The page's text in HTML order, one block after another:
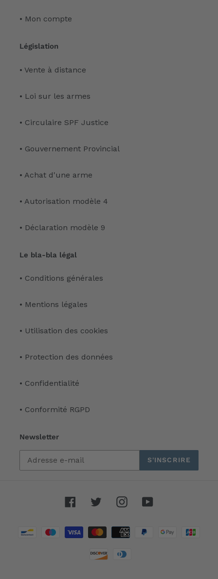
• Mon compte
Législation
• Vente à distance
• Loi sur les armes
• Circulaire SPF Justice
• Gouvernement Provincial
• Achat d'une arme
• Autorisation modèle 4
• Déclaration modèle 9
Le bla-bla légal
• Conditions générales
• Mentions légales
• Utilisation des cookies
• Protection des données
• Confidentialité
• Conformité RGPD
Newsletter
S'INSCRIRE
FacebookTwitterInstagram
Moyens
de
paiement